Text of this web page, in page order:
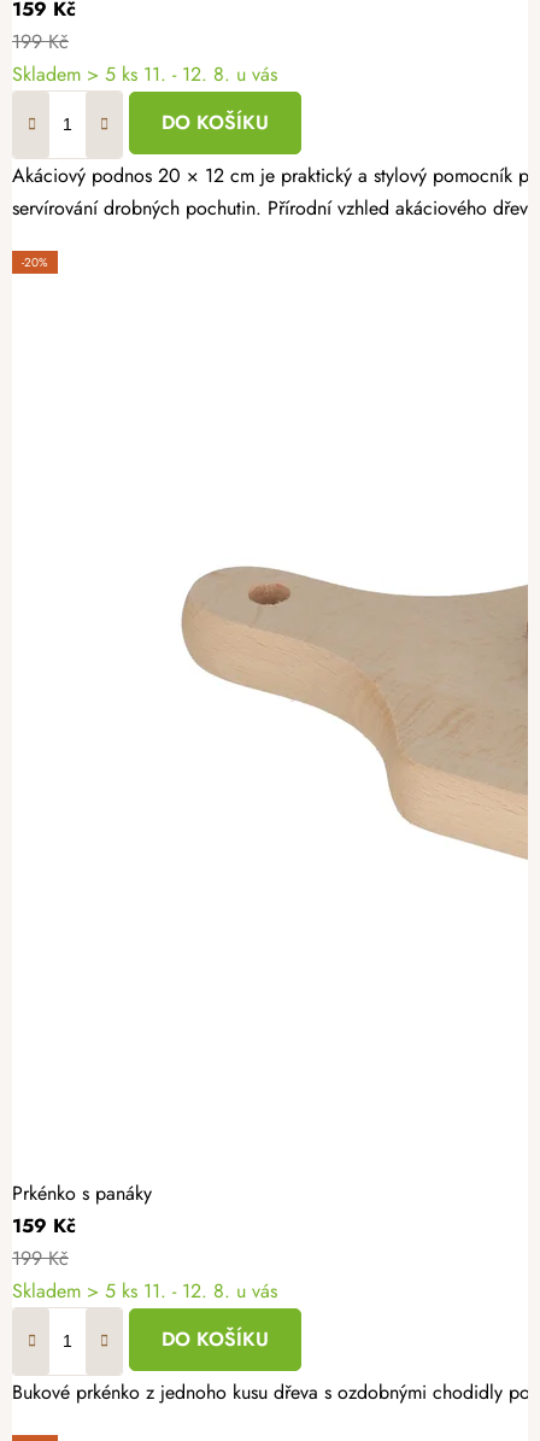
159 Kč
199 Kč
Skladem > 5 ks 11. - 12. 8. u vás
DO KOŠÍKU
Akáciový podnos 20 × 12 cm je praktický a stylový pomocník
servírování drobných pochutin. Přírodní vzhled akáciového
-20%
Prkénko s panáky
159 Kč
199 Kč
Skladem > 5 ks 11. - 12. 8. u vás
DO KOŠÍKU
Bukové prkénko z jednoho kusu dřeva s ozdobnými chodidly